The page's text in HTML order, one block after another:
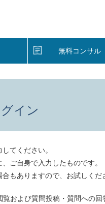
無料コンサル
イン
てください。
ご自身で入力したものです。
もありますので、お試しくだ
および質問投稿・質問への回